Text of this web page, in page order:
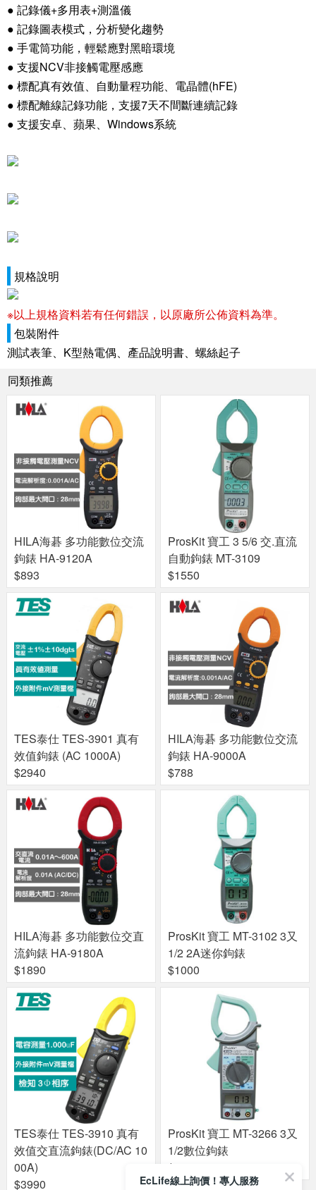
● 記錄儀+多用表+測溫儀
● 記錄圖表模式，分析變化趨勢
● 手電筒功能，輕鬆應對黑暗環境
● 支援NCV非接觸電壓感應
● 標配真有效值、自動量程功能、電晶體(hFE)
● 標配離線記錄功能，支援7天不間斷連續記錄
● 支援安卓、蘋果、Windows系統
規格說明
※以上規格資料若有任何錯誤，以原廠所公佈資料為準。
包裝附件
測試表筆、K型熱電偶、產品說明書、螺絲起子
同類推薦
HILA海碁 多功能數位交流
鉤錶 HA-9120A
$893
ProsKit 寶工 3 5/6 交.直流
自動鉤錶 MT-3109
$1550
TES泰仕 TES-3901 真有
效值鉤錶 (AC 1000A)
$2940
HILA海碁 多功能數位交流
鉤錶 HA-9000A
$788
HILA海碁 多功能數位交直
流鉤錶 HA-9180A
$1890
ProsKit 寶工 MT-3102 3又
1/2 2A迷你鉤錶
$1000
TES泰仕 TES-3910 真有
效值交直流鉤錶(DC/AC 10
00A)
$3990
ProsKit 寶工 MT-3266 3又
1/2數位鉤錶
$620
EcLife線上詢價！專人服務